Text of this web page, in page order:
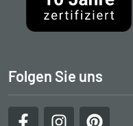
Folgen Sie uns